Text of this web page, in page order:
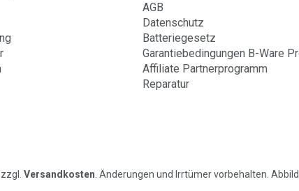
AGB
Datenschutz
Batteriegesetz
Garantiebedingungen B-Ware
Affiliate Partnerprogramm
Reparatur
Versandkosten . Änderungen und Irrtümer vorbehalten.